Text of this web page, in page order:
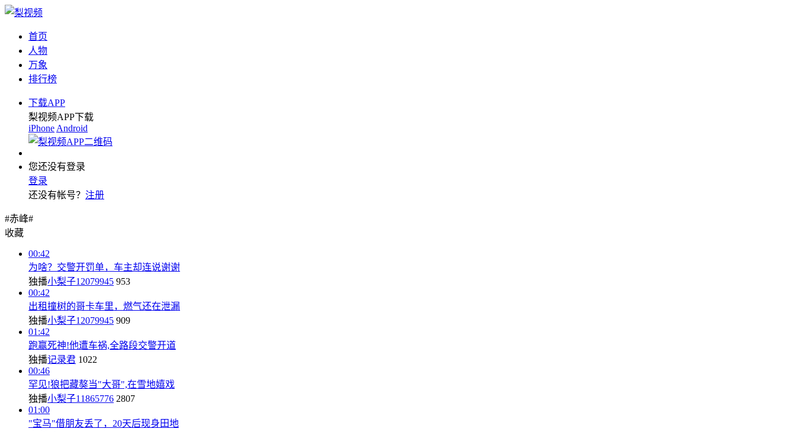
首页
人物
万象
排行榜
下载APP
梨视频APP下载
iPhone Android
您还没有登录
登录
还没有帐号？ 注册
#赤峰#
收藏
00:42
为啥？交警开罚单，车主却连说谢谢
独播小梨子12079945 953
00:42
出租撞树的哥卡车里，燃气还在泄漏
独播小梨子12079945 909
01:42
跑赢死神!他遭车祸,全路段交警开道
独播记录君 1022
00:46
罕见!狼把藏獒当"大哥",在雪地嬉戏
独播小梨子11865776 2807
01:00
"宝马"借朋友丢了，20天后现身田地